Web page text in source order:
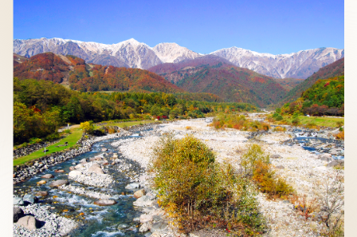
白馬村観光局インフォメーション
399-9301 長野県北安曇郡白馬村北城5497
Snow Peak LAND STATION HAKUBA内
営業時間：9:00～17:00 定休日：無休
TEL.0261-85-4210 / FAX.0261-85-4240
サイト内検索
検索する